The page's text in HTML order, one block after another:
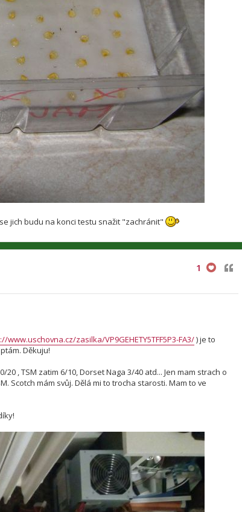
jich budu na konci testu snažit "zachránit"
1 Citovat
www.uschovna.cz/zasilka/VP9GEHETY5TFF5P3-FA3/) je to
Děkuju!
, TSM zatim 6/10, Dorset Naga 3/40 atd... Jen mam strach o
Scotch mám svůj. Dělá mi to trocha starosti. Mam to ve